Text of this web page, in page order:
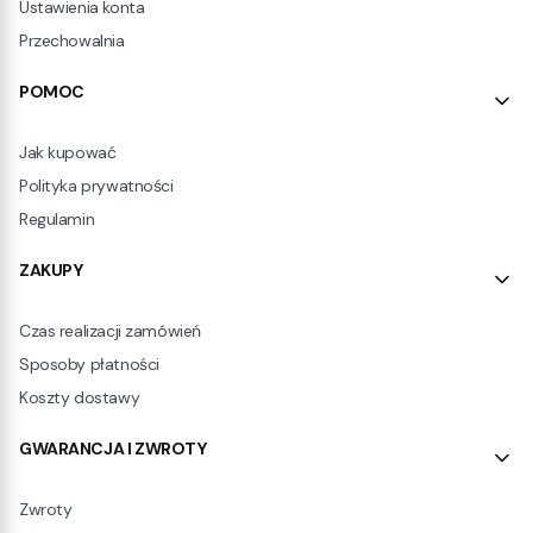
Ustawienia konta
Przechowalnia
POMOC
Jak kupować
Polityka prywatności
Regulamin
ZAKUPY
Czas realizacji zamówień
Sposoby płatności
Koszty dostawy
GWARANCJA I ZWROTY
Zwroty